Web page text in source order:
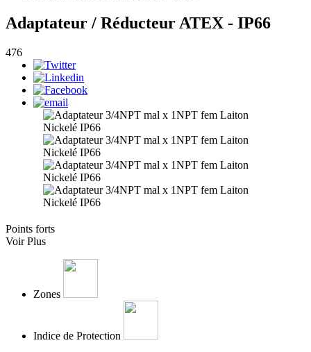
Adaptateur / Réducteur ATEX - IP66
476
Points forts
Voir Plus
Zones
Indice de Protection